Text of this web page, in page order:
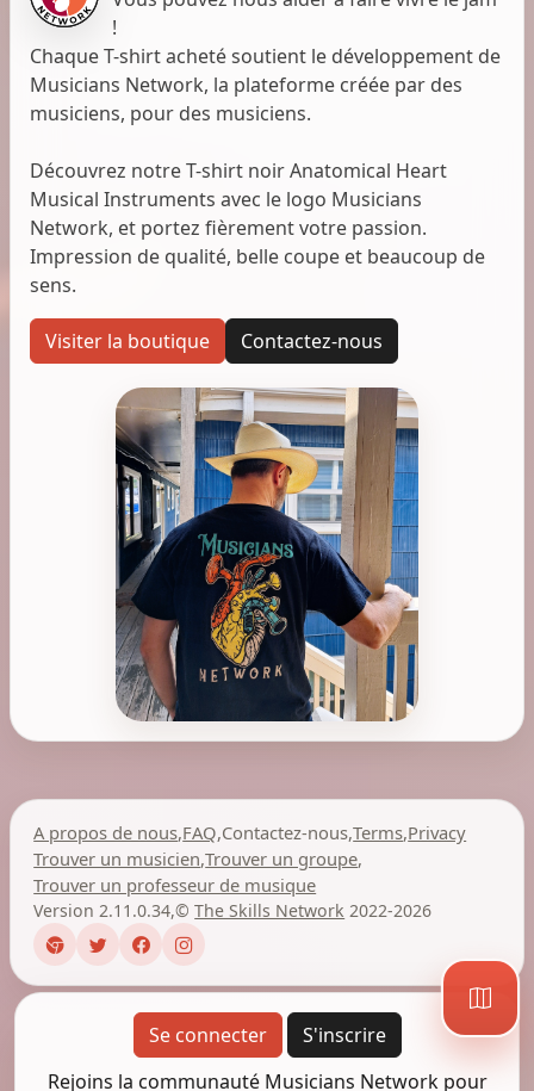
!
Chaque T-shirt acheté soutient le développement de
Musicians Network, la plateforme créée par des
musiciens, pour des musiciens.
Découvrez notre T-shirt noir Anatomical Heart
Musical Instruments avec le logo Musicians
Network, et portez fièrement votre passion.
Impression de qualité, belle coupe et beaucoup de
sens.
Visiter la boutique Contactez-nous
A propos de nous,FAQ,Contactez-nous,Terms,Privacy
Trouver un musicien,Trouver un groupe,
Trouver un professeur de musique
Version 2.11.0.34,©The Skills Network 2022-2026
Se connecter
S'inscrire
Rejoins la communauté Musicians Network pour